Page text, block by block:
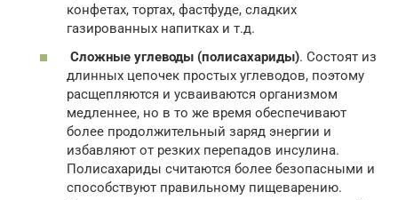
конфетах, тортах, фастфуде, сладких
газированных напитках и т.д.
Сложные углеводы (полисахариды). Состоят из
длинных цепочек простых углеводов, поэтому
расщепляются и усваиваются организмом
медленнее, но в то же время обеспечивают
более продолжительный заряд энергии и
избавляют от резких перепадов инсулина.
Полисахариды считаются более безопасными и
способствуют правильному пищеварению.